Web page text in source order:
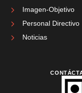
Imagen-Objetivo
Personal Directivo
Noticias